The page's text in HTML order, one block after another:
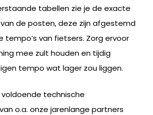
tabellen zie je de exacte
de posten, deze zijn afgestemd
tempo’s van fietsers. Zorg ervoor
mee zult houden en tijdig
tempo wat lager zou liggen.
technische
o.a. onze jarenlange partners